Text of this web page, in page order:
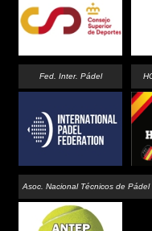
Fed. Inter. Pádel
Asoc. Nacional Técnicos de Pádel